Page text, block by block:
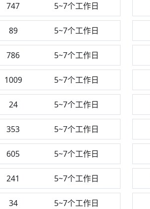
747 5~7个工作日
89 5~7个工作日
786 5~7个工作日
1009 5~7个工作日
24 5~7个工作日
353 5~7个工作日
605 5~7个工作日
241 5~7个工作日
34 5~7个工作日